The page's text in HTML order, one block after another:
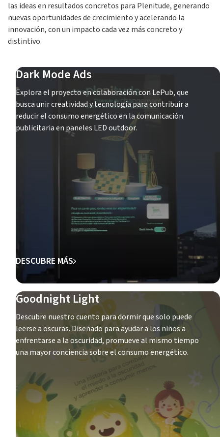
las ideas en resultados concretos para Plenitude, generando
nuevas oportunidades de crecimiento y acelerando la
innovación, con un impacto cada vez más concreto y
distintivo.
Dark Mode Ads
Explora el proyecto en colaboración con LePub, que
busca unir creatividad y tecnología para contribuir a
reducir el consumo energético en la comunicación
publicitaria en paneles LED outdoor.
DESCUBRE MÁS
Goodnight Light
Descubre nuestro cuento para dormir que solo puede
leerse a oscuras. Diseñado para ayudar a los niños a
enfrentarse a la oscuridad, promueve al mismo tiempo
una mayor conciencia sobre el consumo energético.